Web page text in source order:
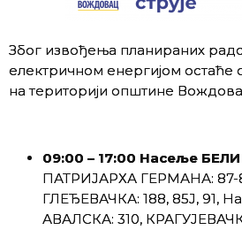
Због извођења планираних
електричном енергијом
на територији општине
09:00 – 17:00 Насеље
ПАТРИЈАРХА ГЕРМАНА: 87-
ГЛЕЂЕВАЧКА: 188, 85Ј, 91,
АВАЛСКА: 310,